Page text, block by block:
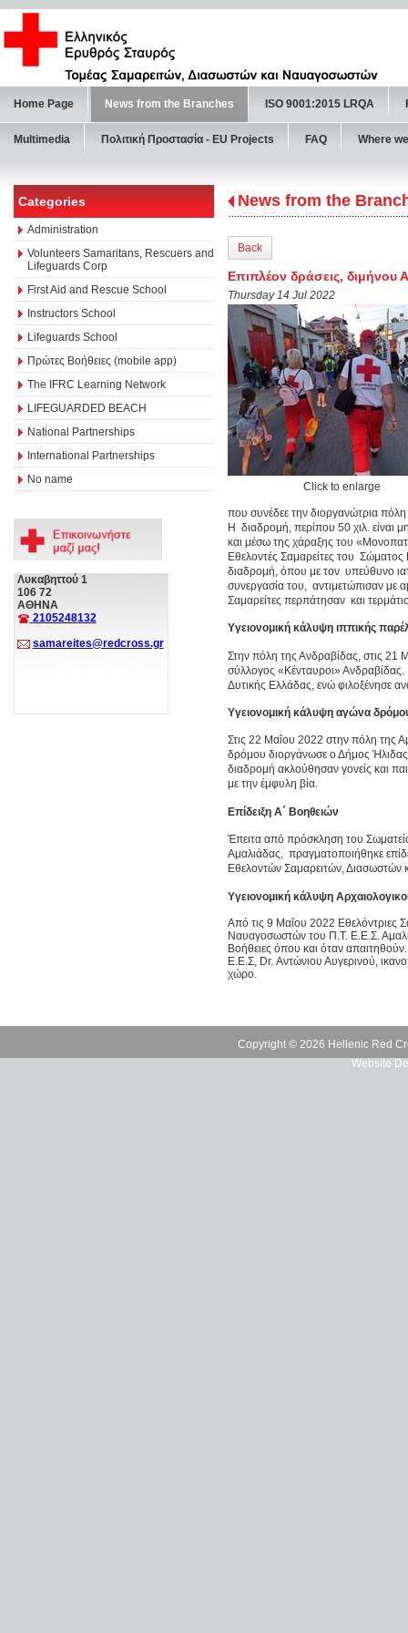
Home Page News from the Branches ISO 9001:2015 LRQA
Multimedia Πολιτική Προστασία - ΕU Projects FAQ Where
Categories
Administration
Volunteers Samaritans, Rescuers and
Lifeguards Corp
First Aid and Rescue School
Instructors School
Lifeguards School
Πρώτες Βοήθειες (mobile app)
The IFRC Learning Network
LIFEGUARDED BEACH
National Partnerships
International Partnerships
No name
Λυκαβηττού 1
106 72
ΑΘΗΝΑ
2105248132
samareites@redcross.gr
News from the
Back
Επιπλέον δράσεις, διμήνου
Thursday 14 Jul 2022
Click to enlarge
που συνέδεε την διοργανώτρια
Η διαδρομή, περίπου 50 χιλ. είναι
και μέσω της χάραξης του
Εθελοντές Σαμαρείτες του
διαδρομή, όπου με τον υπεύθυνο
συνεργασία του, αντιμετώπισαν με
Σαμαρείτες περπάτησαν και
Υγειονομική κάλυψη ιππικής
Στην πόλη της Ανδραβίδας, στις
σύλλογος «Κένταυροι»
Δυτικής Ελλάδας, ενώ φιλοξένησε
Υγειονομική κάλυψη αγώνα
Στις 22 Μαΐου 2022 στην πόλη της
δρόμου διοργάνωσε ο Δήμος Ήλιδας
διαδρομή ακλούθησαν γονείς και
με την έμφυλη βία.
Επίδειξη Α΄ Βοηθειών
Έπειτα από πρόσκληση του
Αμαλιάδας, πραγματοποιήθηκε
Εθελοντών Σαμαρειτών,
Υγειονομική κάλυψη
Από τις 9 Μαΐου 2022 Εθελόντριες
Ναυαγοσωστών του Π.Τ. Ε.Ε.Σ.
Βοήθειες όπου και όταν
Ε.Ε.Σ, Dr. Αντώνιου Αυγερινού,
χώρο.
Copyright © 2026 Hellenic Red
Website